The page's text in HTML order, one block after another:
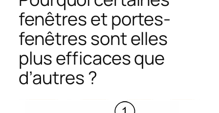
fenêtres et portes-
fenêtres sont elles
plus efficaces que
d’autres ?